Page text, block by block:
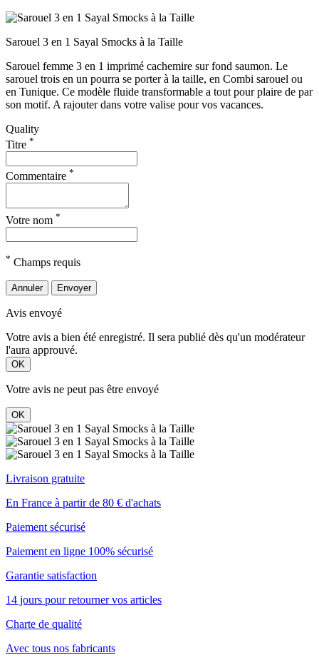
Sarouel 3 en 1 Sayal Smocks à la Taille
Sarouel femme 3 en 1 imprimé cachemire sur fond saumon. Le
sarouel trois en un pourra se porter à la taille, en Combi sarouel ou
en Tunique. Ce modèle fluide transformable a tout pour plaire de par
son motif. A rajouter dans votre valise pour vos vacances.
Quality
Titre *
Commentaire *
Votre nom *
* Champs requis
Annuler Envoyer
Avis envoyé
Votre avis a bien été enregistré. Il sera publié dès qu'un modérateur
l'aura approuvé.
OK
Votre avis ne peut pas être envoyé
OK
Livraison gratuite
En France à partir de 80 € d'achats
Paiement sécurisé
Paiement en ligne 100% sécurisé
Garantie satisfaction
14 jours pour retourner vos articles
Charte de qualité
Avec tous nos fabricants